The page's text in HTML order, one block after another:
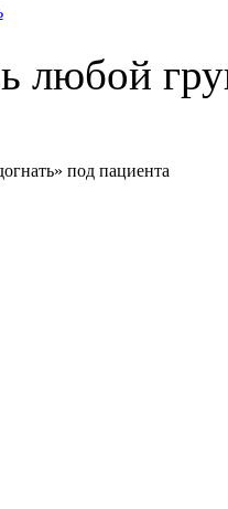
любой
под пациента